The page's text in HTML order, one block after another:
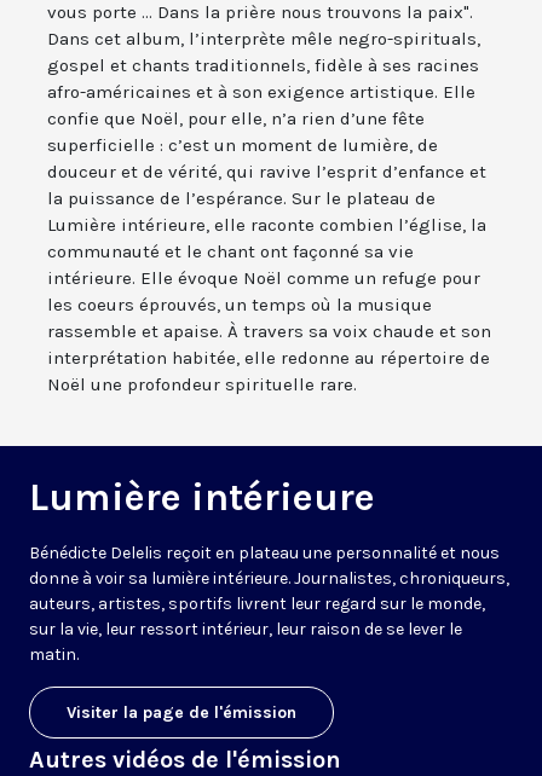
vous porte ... Dans la prière nous trouvons la paix".
Dans cet album, l’interprète mêle negro-spirituals,
gospel et chants traditionnels, fidèle à ses racines
afro-américaines et à son exigence artistique. Elle
confie que Noël, pour elle, n’a rien d’une fête
superficielle : c’est un moment de lumière, de
douceur et de vérité, qui ravive l’esprit d’enfance et
la puissance de l’espérance. Sur le plateau de
Lumière intérieure, elle raconte combien l’église, la
communauté et le chant ont façonné sa vie
intérieure. Elle évoque Noël comme un refuge pour
les coeurs éprouvés, un temps où la musique
rassemble et apaise. À travers sa voix chaude et son
interprétation habitée, elle redonne au répertoire de
Noël une profondeur spirituelle rare.
Lumière intérieure
Bénédicte Delelis reçoit en plateau une personnalité et nous
donne à voir sa lumière intérieure. Journalistes, chroniqueurs,
auteurs, artistes, sportifs livrent leur regard sur le monde,
sur la vie, leur ressort intérieur, leur raison de se lever le
matin.
Visiter la page de l'émission
Autres vidéos de l'émission